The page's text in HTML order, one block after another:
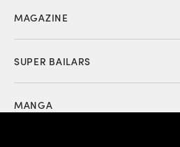
MAGAZINE
SUPER BAILARS
MANGA